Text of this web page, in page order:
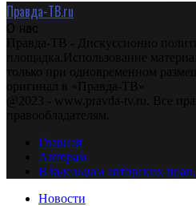
Правда-ТВ.ru
О нас
Правда-ТВ - Дискуссионно
площадка.Использование
только при одновременном
оригинал в «Правда-ТВ»
@2023 - www.pravda-tv.ru. Все
правообладателям.
Главная
Авторам
Владельцам авторских
Новости